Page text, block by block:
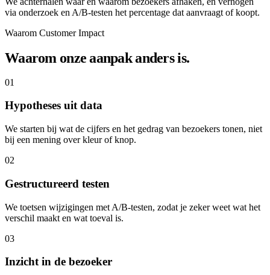
via onderzoek en A/B-testen het percentage dat aanvraagt of koopt.
Waarom Customer Impact
Waarom onze aanpak anders is.
01
Hypotheses uit data
We starten bij wat de cijfers en het gedrag van bezoekers tonen, niet
bij een mening over kleur of knop.
02
Gestructureerd testen
We toetsen wijzigingen met A/B-testen, zodat je zeker weet wat het
verschil maakt en wat toeval is.
03
Inzicht in de bezoeker